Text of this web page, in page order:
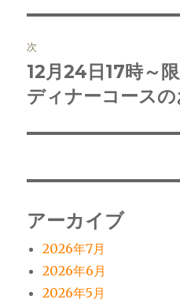
ビ
ゲ
ー
シ
ン
稿:
次
次
の
稿:
12月24日17時～
ディナーコース
アーカイブ
2026年7月
2026年6月
2026年5月